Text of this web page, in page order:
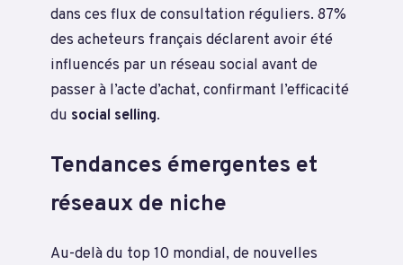
dans ces flux de consultation réguliers. 87%
des acheteurs français déclarent avoir été
influencés par un réseau social avant de
passer à l’acte d’achat, confirmant l’efficacité
du social selling.
Tendances émergentes et
réseaux de niche
Au-delà du top 10 mondial, de nouvelles